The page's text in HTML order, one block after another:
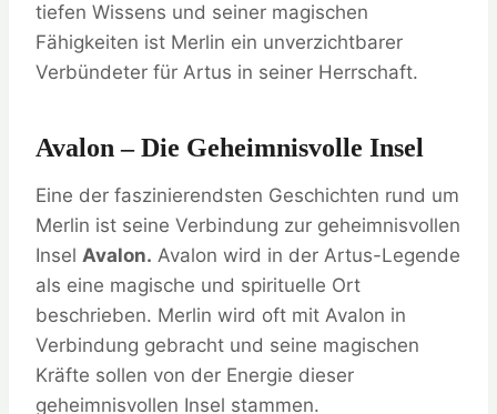
tiefen Wissens und seiner magischen
Fähigkeiten ist Merlin ein unverzichtbarer
Verbündeter für Artus in seiner Herrschaft.
Avalon – Die Geheimnisvolle Insel
Eine der faszinierendsten Geschichten rund um
Merlin ist seine Verbindung zur geheimnisvollen
Insel Avalon. Avalon wird in der Artus-Legende
als eine magische und spirituelle Ort
beschrieben. Merlin wird oft mit Avalon in
Verbindung gebracht und seine magischen
Kräfte sollen von der Energie dieser
geheimnisvollen Insel stammen.